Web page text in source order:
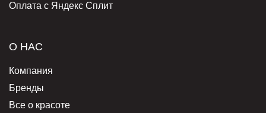
Оплата с Яндекс Сплит
О НАС
Компания
Бренды
Все о красоте